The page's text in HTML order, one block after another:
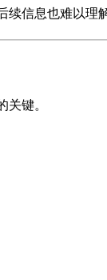
续信息也难以理解
关键。